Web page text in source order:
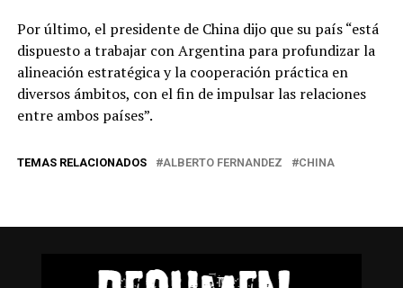
Por último, el presidente de China dijo que su país “está
dispuesto a trabajar con Argentina para profundizar la
alineación estratégica y la cooperación práctica en
diversos ámbitos, con el fin de impulsar las relaciones
entre ambos países”.
TEMAS RELACIONADOS ALBERTO FERNANDEZ CHINA